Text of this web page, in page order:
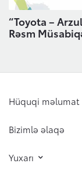
“Toyota –
Rəsm
Hüquqi məlumat
Bizimlə əlaqə
Yuxarı